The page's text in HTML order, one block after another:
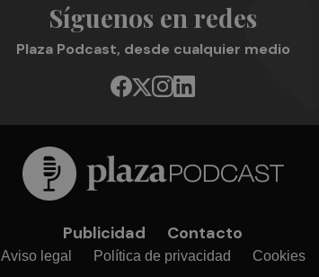
Síguenos en redes
Plaza Podcast, desde cualquier medio
Publicidad Contacto
Aviso legal Política de privacidad Cookies